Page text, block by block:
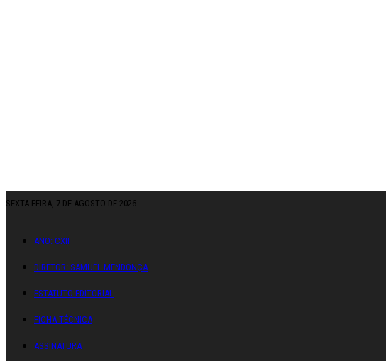
SEXTA-FEIRA, 7 DE AGOSTO DE 2026
ANO: CXII
DIRETOR: SAMUEL MENDONÇA
ESTATUTO EDITORIAL
FICHA TÉCNICA
ASSINATURA